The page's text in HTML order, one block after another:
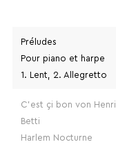
Préludes
Pour piano et harpe
1. Lent, 2. Allegretto
C’est çi bon von Henri
Betti
Harlem Nocturne